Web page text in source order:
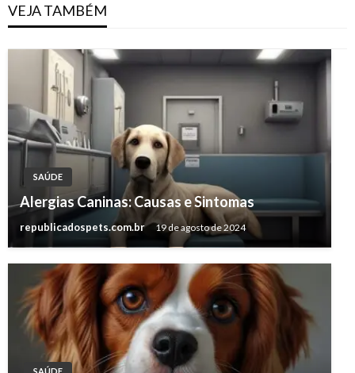
VEJA TAMBÉM
SAÚDE
Alergias Caninas: Causas e Sintomas
republicadospets.com.br 19 de agosto de 2024